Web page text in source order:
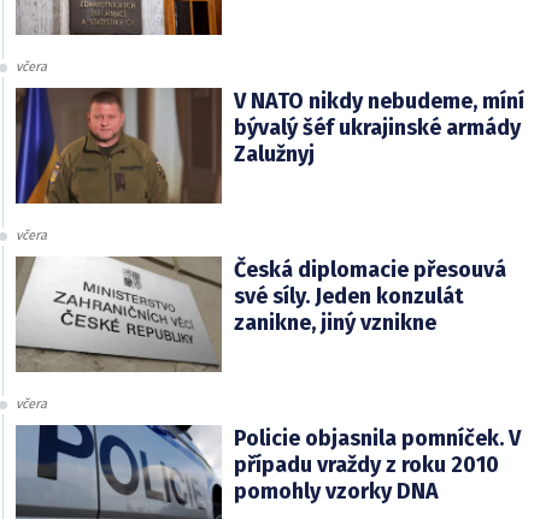
včera
V NATO nikdy nebudeme, míní
bývalý šéf ukrajinské armády
Zalužnyj
včera
Česká diplomacie přesouvá
své síly. Jeden konzulát
zanikne, jiný vznikne
včera
Policie objasnila pomníček. V
případu vraždy z roku 2010
pomohly vzorky DNA